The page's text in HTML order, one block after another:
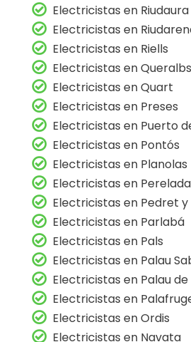
Electricistas en Riudaura
Electricistas en
Electricistas en Riells
Electricistas en Queralbs
Electricistas en Quart
Electricistas en Preses
Electricistas en Puerto
Electricistas en Pontós
Electricistas en Planolas
Electricistas en Perelada
Electricistas en Pedret
Electricistas en Parlabá
Electricistas en Pals
Electricistas en Palau
Electricistas en Palau de
Electricistas en
Electricistas en Ordis
Electricistas en Navata